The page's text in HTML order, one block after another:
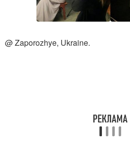
@ Zaporozhye, Ukraine.